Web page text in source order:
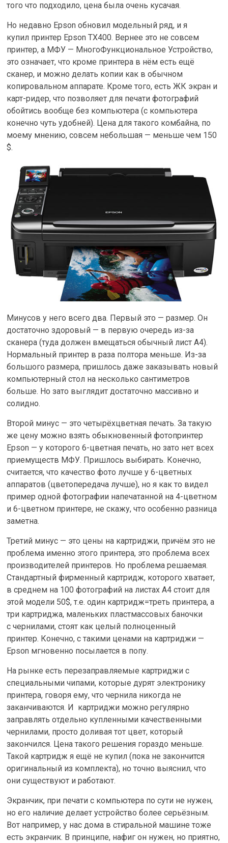
того что подходило, цена была очень кусачая.
Но недавно Epson обновил модельный ряд, и я
купил принтер Epson TX400. Вернее это не совсем
принтер, а МФУ — МногоФункциональное Устройство,
это означает, что кроме принтера в нём есть ещё
сканер, и можно делать копии как в обычном
копировальном аппарате. Кроме того, есть ЖК экран и
карт-ридер, что позволяет для печати фотографий
обойтись вообще без компьютера (с компьютера
конечно чуть удобней). Цена для такого комбайна, по
моему мнению, совсем небольшая — меньше чем 150
$.
Минусов у него всего два. Первый это — размер. Он
достаточно здоровый — в первую очередь из-за
сканера (туда должен вмещаться обычный лист A4).
Нормальный принтер в раза полтора меньше. Из-за
большого размера, пришлось даже заказывать новый
компьютерный стол на несколько сантиметров
больше. Но зато выглядит достаточно массивно и
солидно.
Второй минус — это четырёхцветная печать. За такую
же цену можно взять обыкновенный фотопринтер
Epson — у которого 6-цветная печать, но зато нет всех
приемуществ МФУ. Пришлось выбирать. Конечно,
считается, что качество фото лучше у 6-цветных
аппаратов (цветопередача лучше), но я как то видел
пример одной фотографии напечатанной на 4-цветном
и 6-цветном принтере, не скажу, что особенно разница
заметна.
Третий минус — это цены на картриджи, причём это не
проблема именно этого принтера, это проблема всех
производителей принтеров. Но проблема решаемая.
Стандартный фирменный картридж, которого хватает,
в среднем на 100 фотографий на листах A4 стоит для
этой модели 50$, т.е. один картридж=треть принтера, а
три картриджа, маленьких пластмассовых баночки
с чернилами, стоят как целый полноценный
принтер. Конечно, с такими ценами на картриджи —
Epson мгновенно посылается в попу.
На рынке есть перезаправляемые картриджи с
специальными чипами, которые дурят электронику
принтера, говоря ему, что чернила никогда не
заканчиваются. И картриджи можно регулярно
заправлять отдельно купленными качественными
чернилами, просто доливая тот цвет, который
закончился. Цена такого решения гораздо меньше.
Такой картридж я ещё не купил (пока не закончится
оригинальный из комплекта), но точно выяснил, что
они существуют и работают.
Экранчик, при печати с компьютера по сути не нужен,
но его наличие делает устройство более серьёзным.
Вот например, у нас дома в стиральной машине тоже
есть экранчик. В принципе, нафиг он нужен, но приятно,